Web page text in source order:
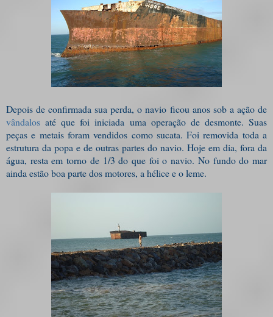
Depois de confirmada sua perda, o navio ficou anos sob a ação de
vândalos até que foi iniciada uma operação de desmonte. Suas
peças e metais foram vendidos como sucata. Foi removida toda a
estrutura da popa e de outras partes do navio. Hoje em dia, fora da
água, resta em torno de 1/3 do que foi o navio. No fundo do mar
ainda estão boa parte dos motores, a hélice e o leme.